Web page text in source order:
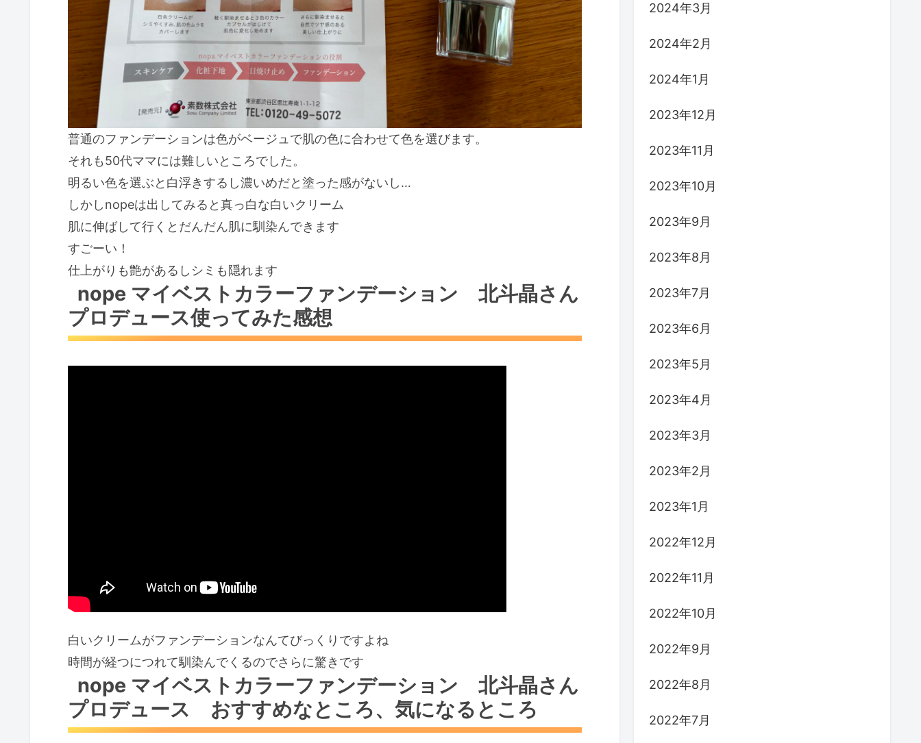
普通のファンデーションは色がベージュで肌の色に合わせて色を選びます。
それも50代ママには難しいところでした。
明るい色を選ぶと白浮きするし濃いめだと塗った感がないし…
しかしnopeは出してみると真っ白な白いクリーム
肌に伸ばして行くとだんだん肌に馴染んできます
すごーい！
仕上がりも艶があるしシミも隠れます
nope マイベストカラーファンデーション 北斗晶さん
プロデュース使ってみた感想
白いクリームがファンデーションなんてびっくりですよね
時間が経つにつれて馴染んでくるのでさらに驚きです
nope マイベストカラーファンデーション 北斗晶さん
プロデュース おすすめなところ、気になるところ
2024年3月
2024年2月
2024年1月
2023年12月
2023年11月
2023年10月
2023年9月
2023年8月
2023年7月
2023年6月
2023年5月
2023年4月
2023年3月
2023年2月
2023年1月
2022年12月
2022年11月
2022年10月
2022年9月
2022年8月
2022年7月